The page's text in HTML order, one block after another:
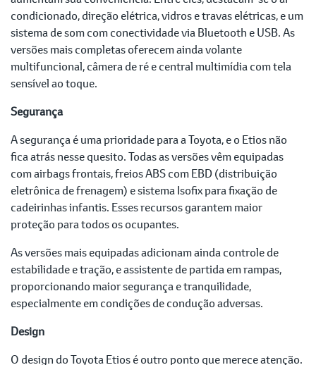
condicionado, direção elétrica, vidros e travas elétricas, e um
sistema de som com conectividade via Bluetooth e USB. As
versões mais completas oferecem ainda volante
multifuncional, câmera de ré e central multimídia com tela
sensível ao toque.
Segurança
A segurança é uma prioridade para a Toyota, e o Etios não
fica atrás nesse quesito. Todas as versões vêm equipadas
com airbags frontais, freios ABS com EBD (distribuição
eletrônica de frenagem) e sistema Isofix para fixação de
cadeirinhas infantis. Esses recursos garantem maior
proteção para todos os ocupantes.
As versões mais equipadas adicionam ainda controle de
estabilidade e tração, e assistente de partida em rampas,
proporcionando maior segurança e tranquilidade,
especialmente em condições de condução adversas.
Design
O design do Toyota Etios é outro ponto que merece atenção.